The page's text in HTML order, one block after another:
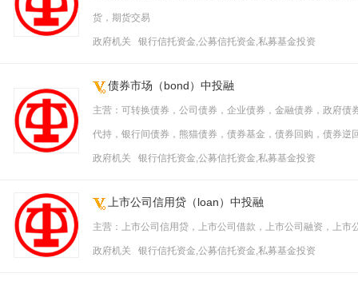
货，期货交易
政府机关 银行信托资金,公募信托资金,私募基金投资
债券市场（bond）中投融
主营：可转换债券，公司债券，企业债券，金融债券，政府
代持，银行间债券，熊猫债券，债券基金，债券回购，债券逆
政府机关 银行信托资金,公募信托资金,私募基金投资
上市公司信用贷（loan）中投融
主营：上市公司信用贷，上市公司借款，上市公司融资，上市
政府机关 银行信托资金,公募信托资金,私募基金投资